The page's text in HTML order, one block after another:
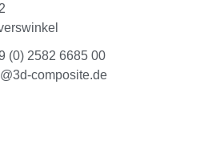
(0) 2582 6685 00
composite.de